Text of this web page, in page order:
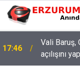
17:42
Şenkaya
istifa etti